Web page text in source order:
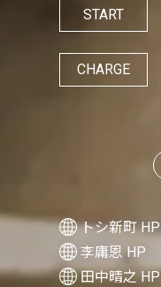
START
CHARGE
トシ新町 HP
李庸恩 HP
田中晴之 HP